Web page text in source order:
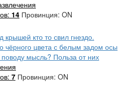
14 Провинция: ON
кто то свил гнездо.
чёрного цвета с белым задом осы
мысль? Польза от них
7 Провинция: ON